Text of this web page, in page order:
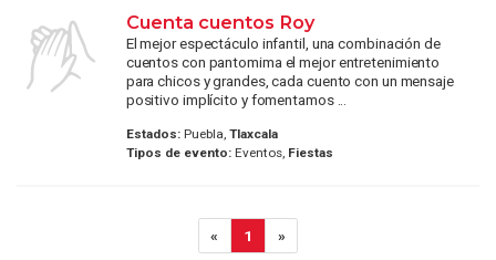
Cuenta cuentos Roy
El mejor espectáculo infantil, una combinación de
cuentos con pantomima el mejor entretenimiento
para chicos y grandes, cada cuento con un mensaje
positivo implícito y fomentamos ...
Estados:Puebla, Tlaxcala
Tipos de evento:Eventos, Fiestas
« 1 »